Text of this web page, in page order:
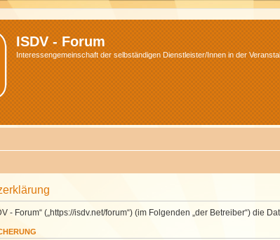
ISDV - Forum
Interessengemeinschaft der selbständigen Dienstleister/Innen in der
- Forum“ („https://isdv.net/forum“) (im Folgenden „der Betreiber“) die